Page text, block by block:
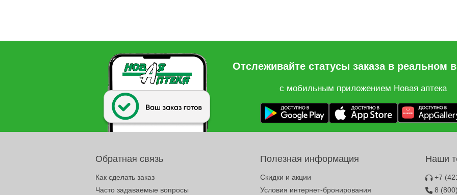
Отслеживайте статусы заказа в реальном
с мобильным приложением Новая аптека
Обратная связь
Как сделать заказ
Часто задаваемые вопросы
Полезная информация
Скидки и акции
Условия интернет-бронирования
Наши
+7
8